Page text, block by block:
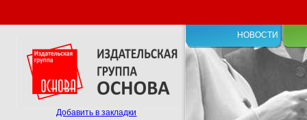
НОВОСТИ
Добавить в закладки